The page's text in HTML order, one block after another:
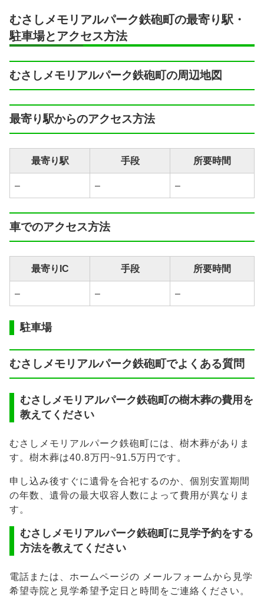
むさしメモリアルパーク鉄砲町の最寄り駅・
駐車場とアクセス方法
むさしメモリアルパーク鉄砲町の周辺地図
最寄り駅からのアクセス方法
最寄り駅 手段 所要時間
– – –
車でのアクセス方法
最寄りIC 手段 所要時間
– – –
駐車場
むさしメモリアルパーク鉄砲町でよくある質問
むさしメモリアルパーク鉄砲町の樹木葬の費用を
教えてください
むさしメモリアルパーク鉄砲町には、樹木葬がありま
す。樹木葬は40.8万円~91.5万円です。
申し込み後すぐに遺骨を合祀するのか、個別安置期間
の年数、遺骨の最大収容人数によって費用が異なりま
す。
むさしメモリアルパーク鉄砲町に見学予約をする
方法を教えてください
電話または、ホームページの メールフォームから見学
希望寺院と見学希望予定日と時間をご連絡ください。